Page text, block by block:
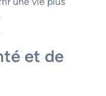
et de